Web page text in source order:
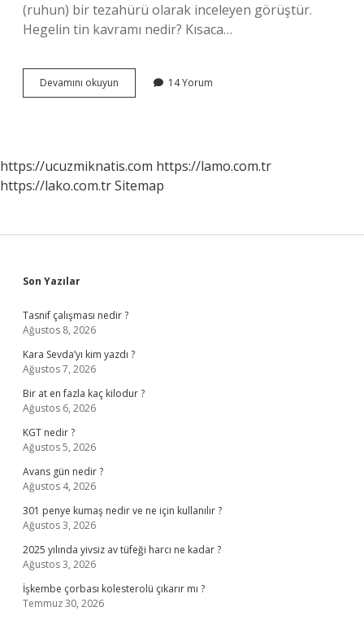
(ruhun) bir tezahürü olarak inceleyen görüştür.
Hegelin tin kavramı nedir? Kısaca…
Devamını okuyun
Geist
Hangisini
Temsil
14 Yorum
https://ucuzmiknatis.com https://lamo.com.tr
https://lako.com.trSitemap
Sidebar
Son Yazılar
Tasnif çalışması nedir ?
Ağustos 8, 2026
Kara Sevda’yı kim yazdı ?
Ağustos 7, 2026
Bir at en fazla kaç kilodur ?
Ağustos 6, 2026
KGT nedir ?
Ağustos 5, 2026
Avans gün nedir ?
Ağustos 4, 2026
301 penye kumaş nedir ve ne için kullanılır ?
Ağustos 3, 2026
2025 yılında yivsiz av tüfeği harcı ne kadar ?
Ağustos 3, 2026
İşkembe çorbası kolesterolü çıkarır mı ?
Temmuz 30, 2026